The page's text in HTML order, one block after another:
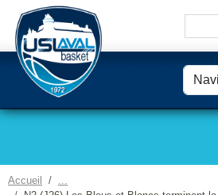
Accueil
Panneau de gestion des cookies